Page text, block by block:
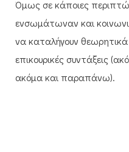
Όμως σε κάποιες
ενσωμάτωναν και
να καταλήγουν
επικουρικές συντάξεις
ακόμα και παραπάνω).